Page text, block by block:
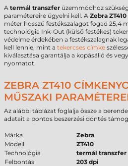
A termál transzfer üzemmódhoz
paramétereire ügyelni kell. A Zebra ZT410
méter hosszú festékszalagot fogad 25,4
technológia Ink-Out (külső festékes)
védelme érdekében a festékszalagnak
kell lennie, mint a tekercses címke
kiválasztása garantálja a kopásálló és
nyomatot.
ZEBRA ZT410
MŰSZAKI
Az alábbi táblázat foglalja össze a
adatait a pontos beszerzési döntés
Márka
Zebra
Modell
ZT410
Technológia
termál transzfer
Felbontás
203 dpi